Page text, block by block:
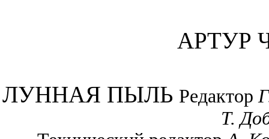
АРТУР
ЛУННАЯ ПЫЛЬ Редактор
Т.